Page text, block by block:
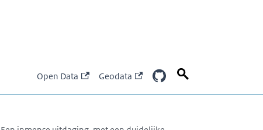
Open Data Geodata